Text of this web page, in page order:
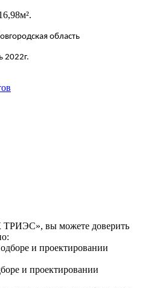
область
2022г.
вы можете доверить
и проектировании